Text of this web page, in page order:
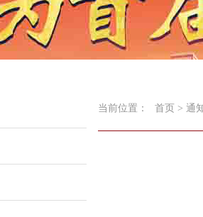
当前位置： 首页 > 通